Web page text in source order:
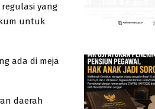
yang
untuk
ada di meja
daerah